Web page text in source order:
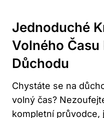
Jednoduché
Volného Času
Důchodu
Chystáte se na
volný čas?
kompletní průvodce,